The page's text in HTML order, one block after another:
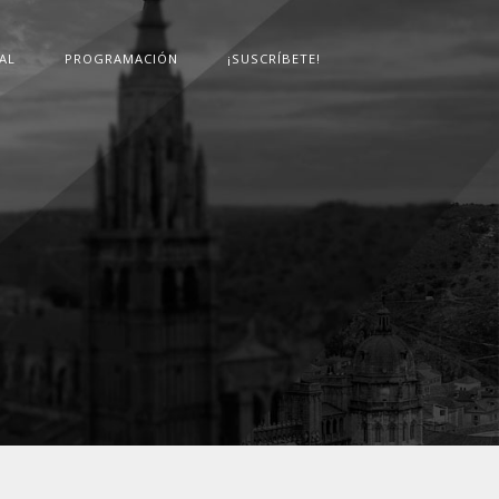
PROGRAMACIÓN ¡SUSCRÍBETE!